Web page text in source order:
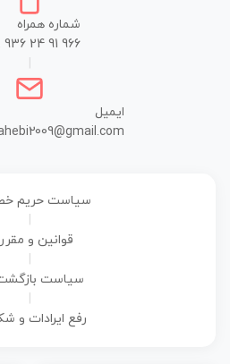
شماره همراه
936 24 91 966
ایمیل
سیاست حریم
قوانین و
سیاست بازگشت
رفع ایرادات و